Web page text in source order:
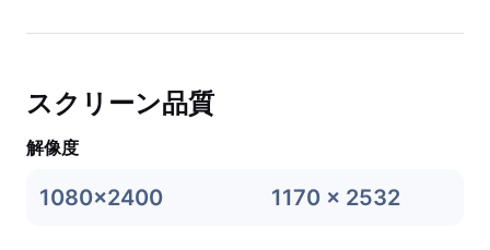
スクリーン品質
解像度
1080x2400 1170 x 2532